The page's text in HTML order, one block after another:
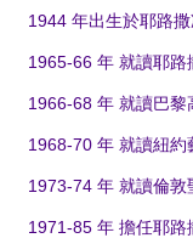
1944 年出生於耶路
1965-66 年 就讀耶路
1966-68 年 就讀巴黎
1968-70 年 就讀紐約
1973-74 年 就讀倫敦
1971-85 年 擔任耶路